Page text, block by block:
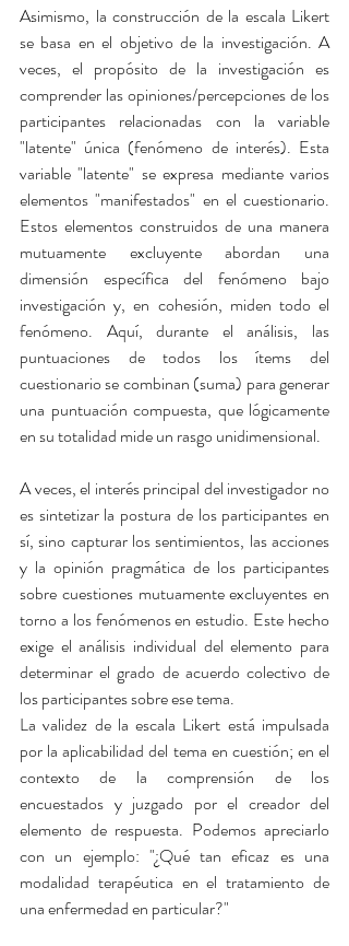
Asimismo, la construcción de la escala Likert
se basa en el objetivo de la investigación. A
veces, el propósito de la investigación es
comprender las opiniones/percepciones de los
participantes relacionadas con la variable
"latente" única (fenómeno de interés). Esta
variable "latente" se expresa mediante varios
elementos "manifestados" en el cuestionario.
Estos elementos construidos de una manera
mutuamente excluyente abordan una
dimensión específica del fenómeno bajo
investigación y, en cohesión, miden todo el
fenómeno. Aquí, durante el análisis, las
puntuaciones de todos los ítems del
cuestionario se combinan (suma) para generar
una puntuación compuesta, que lógicamente
en su totalidad mide un rasgo unidimensional.
A veces, el interés principal del investigador no
es sintetizar la postura de los participantes en
sí, sino capturar los sentimientos, las acciones
y la opinión pragmática de los participantes
sobre cuestiones mutuamente excluyentes en
torno a los fenómenos en estudio. Este hecho
exige el análisis individual del elemento para
determinar el grado de acuerdo colectivo de
los participantes sobre ese tema.
La validez de la escala Likert está impulsada
por la aplicabilidad del tema en cuestión; en el
contexto de la comprensión de los
encuestados y juzgado por el creador del
elemento de respuesta. Podemos apreciarlo
con un ejemplo: "¿Qué tan eficaz es una
modalidad terapéutica en el tratamiento de
una enfermedad en particular?"